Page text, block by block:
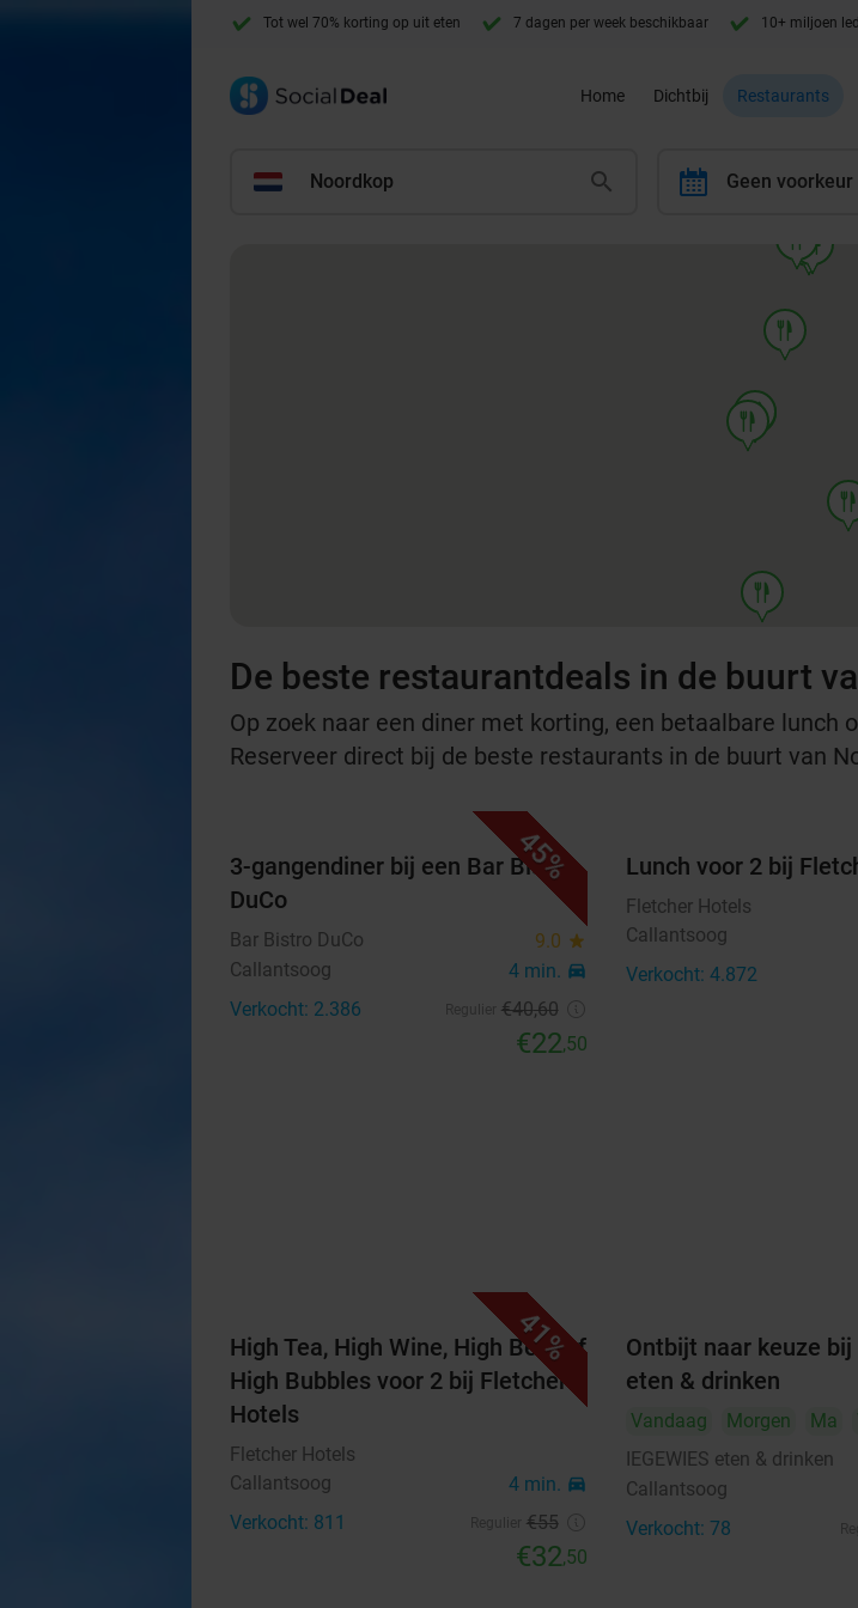
Tot wel 70% korting op uit eten 7 dagen per week beschikbaar 10+ miljoen
Home Dichtbij Restaurants
Noordkop calendar Geen voorkeur
food
food
food
food
food
food
food
food
food
De beste restaurantdeals in de buurt
Op zoek naar een diner met korting, een betaalbare
Reserveer direct bij de beste restaurants in de buurt van
45%
3-gangendiner bij een Bar Bistro
DuCo
Bar Bistro DuCo 9.0 star
Callantsoog 4 min. directions_car
Verkocht: 2.386 €40,60
€22,50
Lunch voor 2 bij
Fletcher Hotels
Callantsoog
Verkocht: 4.872
41%
High Tea, High Wine, High Beer of
High Bubbles voor 2 bij Fletcher
Hotels
Fletcher Hotels
Callantsoog
4 min. directions_car
Verkocht: 811 €55
€32,50
Ontbijt naar keuze bij
eten & drinken
Vandaag Morgen Ma
IEGEWIES eten & drinken
Callantsoog
Verkocht: 78